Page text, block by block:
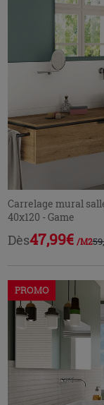
Carrelage mural
40x120 - Game
Dès47,99€ /M2
PROMO